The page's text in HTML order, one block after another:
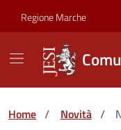
Skip to Main Content
Regione Marche
Home / Novità /